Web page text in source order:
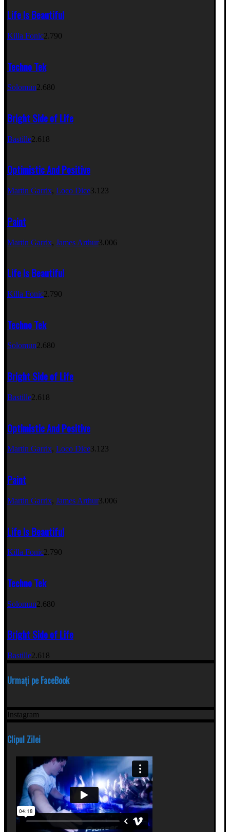
Life Is Beautiful
Killa Fonic2.790
Techno Tek
Solomun2.680
Bright Side of Life
Bastille2.618
Optimistic And Positive
Martin Garrix, Loco Dice3.123
Paint
Martin Garrix, James Arthur3.006
Life Is Beautiful
Killa Fonic2.790
Techno Tek
Solomun2.680
Bright Side of Life
Bastille2.618
Optimistic And Positive
Martin Garrix, Loco Dice3.123
Paint
Martin Garrix, James Arthur3.006
Life Is Beautiful
Killa Fonic2.790
Techno Tek
Solomun2.680
Bright Side of Life
Bastille2.618
Urmați pe FaceBook
Instagram
Clipul Zilei